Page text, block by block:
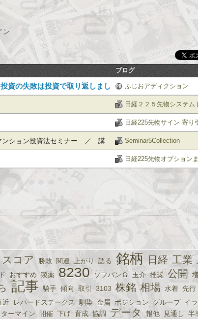
ン
ブログ
資の失敗は投資で取り返しまし ふじおアディクション
日経２２５先物システム
引けブログ
日経225先物サイン 寄り
ンション投資法セミナー ／ 講 Seminar5Collection
日経225先物オプション
コア 勝敗 関連 上がり 語る 銘柄 日経 工業
おすすめ 製薬 8230 ソフバンＧ 玉介 推奨 公開
記事 騎手 傾向 取引 3103 株銘 相場 水着 先行
近 レパードステークス 馴染 金属 ポジション グループ イ
ターマイン 開催 下げ 育成 協調 データ 報他 見通し 半